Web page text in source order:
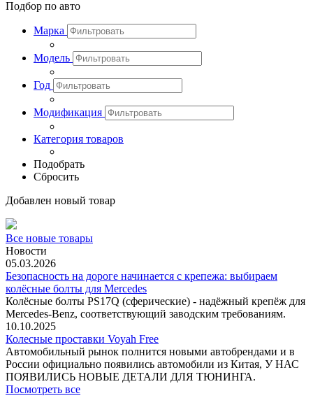
Подбор по авто
Марка
Модель
Год
Модификация
Категория товаров
Подобрать
Сбросить
Добавлен новый товар
Все новые товары
Новости
05.03.2026
Безопасность на дороге начинается с крепежа: выбираем
колёсные болты для Mercedes
Колёсные болты PS17Q (сферические) - надёжный крепёж для
Mercedes‑Benz, соответствующий заводским требованиям.
10.10.2025
Колесные проставки Voyah Free
Автомобильный рынок полнится новыми автобрендами и в
России официально появились автомобили из Китая, У НАС
ПОЯВИЛИСЬ НОВЫЕ ДЕТАЛИ ДЛЯ ТЮНИНГА.
Посмотреть все